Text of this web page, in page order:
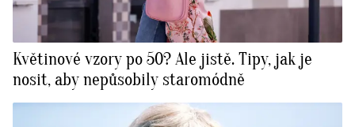
Květinové vzory po 50? Ale jistě. Tipy, jak je
nosit, aby nepůsobily staromódně